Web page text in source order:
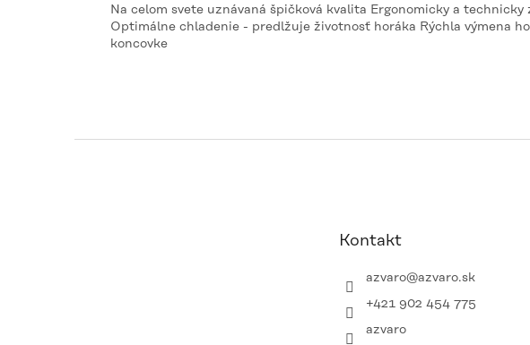
Na celom svete uznávaná špičková kvalita Ergonomicky a technicky
Optimálne chladenie - predlžuje životnosť horáka Rýchla výmena
koncovke
Kontakt
azvaro@azvaro.sk
+421 902 454 775
azvaro